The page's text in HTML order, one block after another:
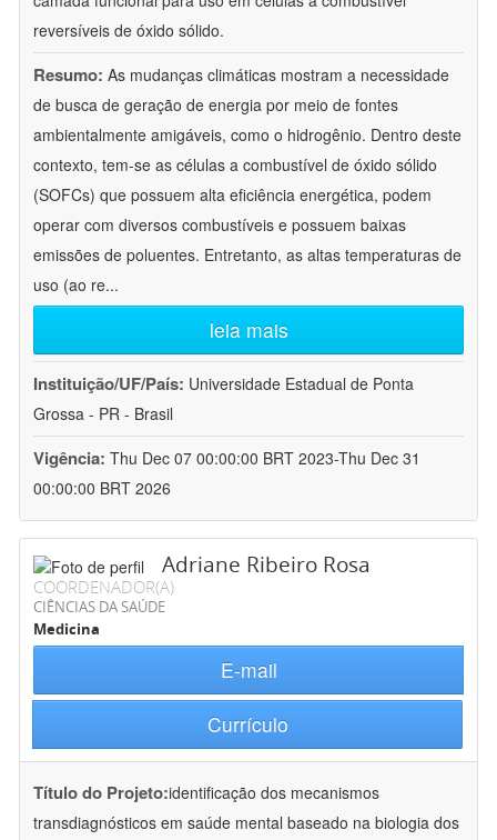
reversíveis de óxido sólido.
Resumo: As mudanças climáticas mostram a necessidade
de busca de geração de energia por meio de fontes
ambientalmente amigáveis, como o hidrogênio. Dentro deste
contexto, tem-se as células a combustível de óxido sólido
(SOFCs) que possuem alta eficiência energética, podem
operar com diversos combustíveis e possuem baixas
emissões de poluentes. Entretanto, as altas temperaturas de
uso (ao re...
leia mais
Instituição/UF/País: Universidade Estadual de Ponta
Grossa - PR - Brasil
Vigência: Thu Dec 07 00:00:00 BRT 2023-Thu Dec 31
00:00:00 BRT 2026
Adriane Ribeiro Rosa
COORDENADOR(A)
CIÊNCIAS DA SAÚDE
Medicina
E-mail
Currículo
Título do Projeto:identificação dos mecanismos
transdiagnósticos em saúde mental baseado na biologia dos